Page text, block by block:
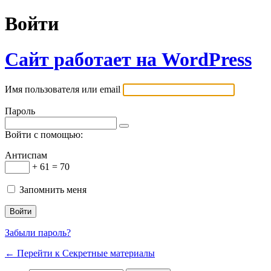
Войти
Сайт работает на WordPress
Имя пользователя или email
Пароль
Войти с помощью:
Антиспам
+ 61 = 70
Запомнить меня
Забыли пароль?
← Перейти к Секретные материалы